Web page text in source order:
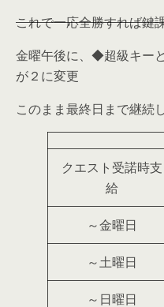
これで一応全勝すれば鍵
金曜午後に、◆超級キー
が２に変更
このまま最終日まで継続
クエスト受諾時支
給
～金曜日
～土曜日
～日曜日